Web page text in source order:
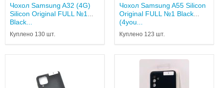
Чохол Samsung A32 (4G)
Silicon Original FULL №1
Black...
Куплено 130 шт.
Чохол Samsung A55 Silicon
Original FULL №1 Black
(4you...
Куплено 123 шт.